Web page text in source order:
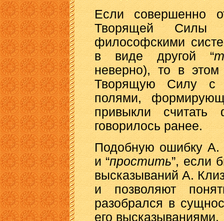
Если совершенно
Творящей Силы
философскими
в виде другой “
неверно), то в этом
Творящую Силу с
полями,
привыкли
говорилось ранее.
Подобную ошибку А.
и “простить”, если
высказываний А.
и позволяют
разобрался в
его высказываниями.